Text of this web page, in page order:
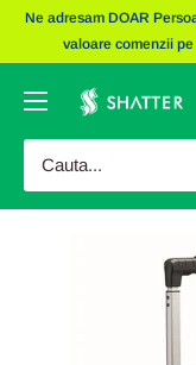
SaritiNe adresam DOAR
valoare comenzii
Obiecte
Shatter